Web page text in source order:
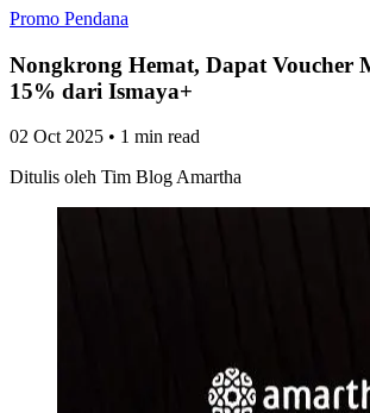
Promo Pendana
Nongkrong Hemat, Dapat Voucher
15% dari Ismaya+
02 Oct 2025 • 1 min read
Ditulis oleh Tim Blog Amartha